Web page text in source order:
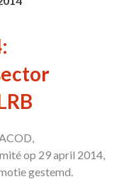
op 29 april 2014,
gestemd.